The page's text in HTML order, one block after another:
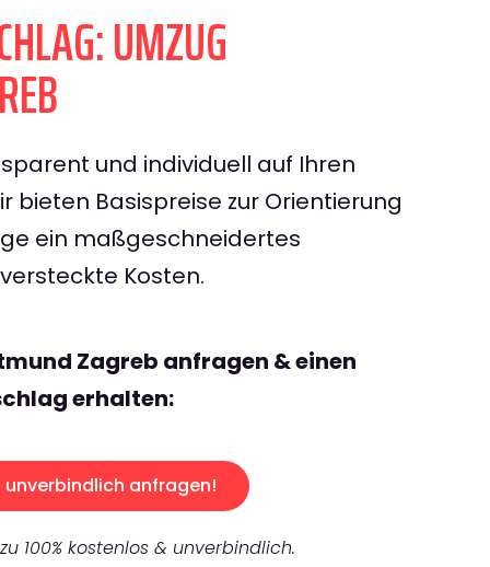
UMZUG
und individuell auf Ihren
bieten Basispreise zur Orientierung
ein maßgeschneidertes
Kosten.
Zagreb anfragen & einen
erhalten:
unverbindlich anfragen!
100% kostenlos & unverbindlich.